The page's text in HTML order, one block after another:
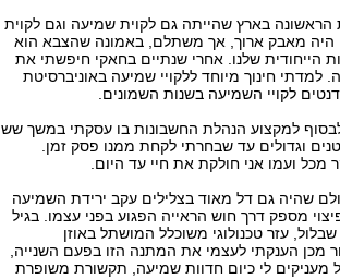
הראשונה בארץ שהייתה גם לקוית שמיעה וגם לקוית
היה מאבק ארוך, אך משתלם, באמונה שהצבא הוא
הייחודית שלנו. אחרי שנתיים בחאקי חיפשתי את
חינוך מיוחד ללקויי שמיעה באוניברסיטת
לקויי השמיעה בשנות השמונים.
לבסוף למקצוע הנהלת החשבונות בו עסקתי במשך שש
וגדולים עד שבחרתי לקחת ממנו פסק זמן.
ועמו אני חולקת את חיי עד היום.
שהיה גם דל מאוד בצלילים עקב ירידת השמיעה
מספק דרך חוש הראייה הפגוע בפני עצמו. בגיל
עזר טכנולוגי משוכלל המושתל באוזן
מכן הענקתי לעצמי את המתנה הזו בפעם השנייה,
מעניקים לי כיום חדוות שמיעה, תקשורת משופרת